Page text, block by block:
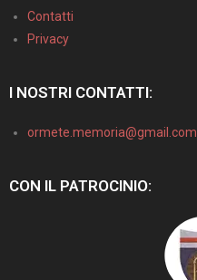
Contatti
Privacy
I NOSTRI CONTATTI:
ormete.memoria@gmail.com
CON IL PATROCINIO: